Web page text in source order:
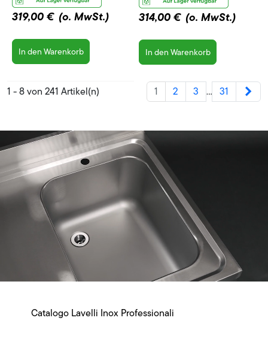
319,00 € (o. MwSt.)
In den Warenkorb
314,00 € (o. MwSt.)
In den Warenkorb
1 - 8 von 241 Artikel(n) 1 2 3 … 31
Catalogo Lavelli Inox Professionali